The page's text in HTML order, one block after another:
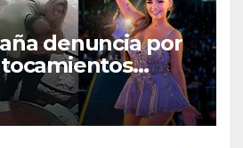
denuncia por
director musical
Luz